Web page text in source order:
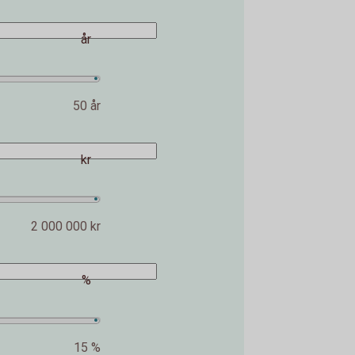
50 år
år
2 000 000 kr
kr
15 %
%